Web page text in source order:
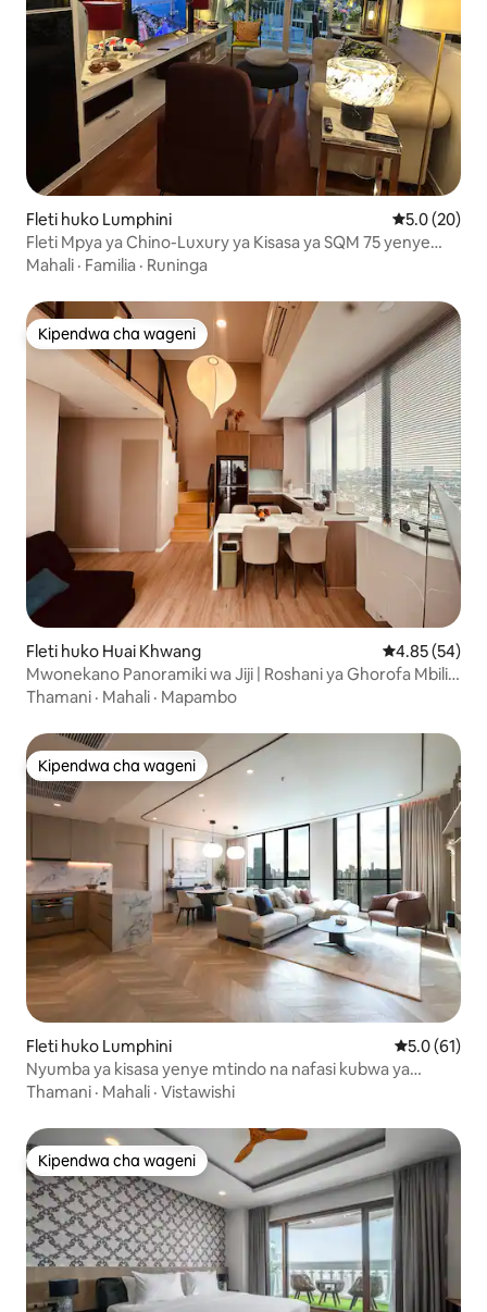
Fleti huko Lumphini Ukadiriaji
5.0 (20)
Fleti Mpya ya Chino-Luxury ya Kisasa ya SQM 75 yenye
Chumba 1 cha Kulala
Mahali · Familia · Runinga
Kipendwa cha wageni
Kipendwa cha wageni
Fleti huko Huai Khwang Ukadiriaji wa
4.85 (54)
Mwonekano Panoramiki wa Jiji | Roshani ya Ghorofa Mbili |
Inatoshea watu 6
Thamani · Mahali · Mapambo
Kipendwa cha wageni
Kipendwa cha wageni
Fleti huko Lumphini Ukadiriaji
5.0 (61)
Nyumba ya kisasa yenye mtindo na nafasi kubwa ya
vyumba 3 vya kulala karibu na Thonglor
Thamani · Mahali · Vistawishi
Kipendwa cha wageni
Kipendwa cha wageni